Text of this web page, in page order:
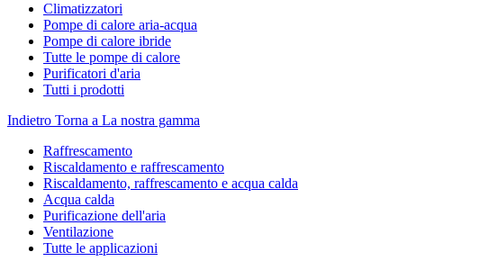
Climatizzatori
Pompe di calore aria-acqua
Pompe di calore ibride
Tutte le pompe di calore
Purificatori d'aria
Tutti i prodotti
Indietro Torna a La nostra gamma
Raffrescamento
Riscaldamento e raffrescamento
Riscaldamento, raffrescamento e acqua calda
Acqua calda
Purificazione dell'aria
Ventilazione
Tutte le applicazioni